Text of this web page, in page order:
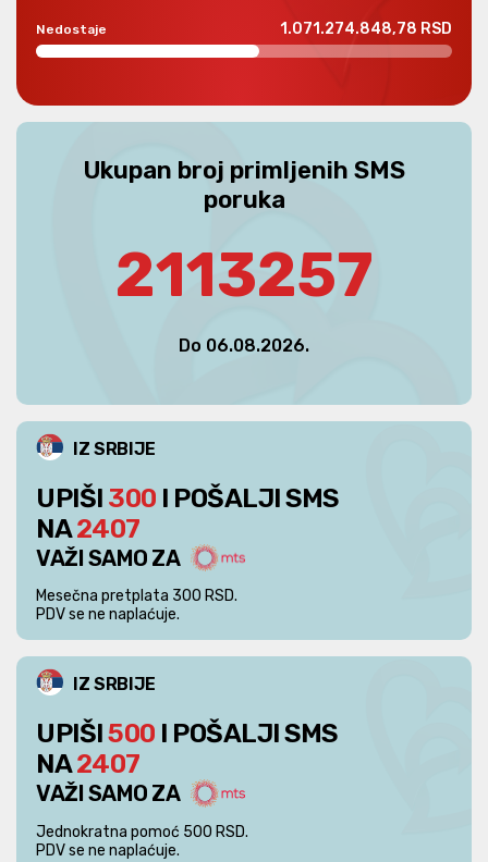
Nedostaje 1.071.274.848,78 RSD
Ukupan broj primljenih SMS
poruka
2113257
Do 06.08.2026.
IZ SRBIJE
UPIŠI 300 I POŠALJI SMS
NA2407
VAŽI SAMO ZA
Mesečna pretplata 300 RSD.
PDV se ne naplaćuje.
IZ SRBIJE
UPIŠI500 I POŠALJI SMS
NA2407
VAŽI SAMO ZA
Jednokratna pomoć 500 RSD.
PDV se ne naplaćuje.